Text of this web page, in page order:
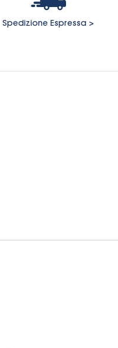
Spedizione Espressa >